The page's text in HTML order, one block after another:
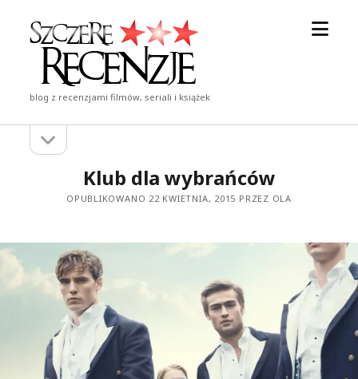
Szczere
Recenzje
blog z recenzjami filmów, seriali i książek
Pasekpasek
Klub dla wybrańców
OPUBLIKOWANO 22 KWIETNIA, 2015 PRZEZ OLA